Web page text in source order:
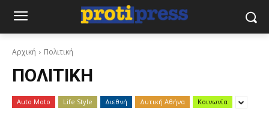
Αρχική Πολιτική
ΠΟΛΙΤΙΚΉ
Auto Moto Life Style Διεθνή Δυτική Αθήνα Κοινωνία